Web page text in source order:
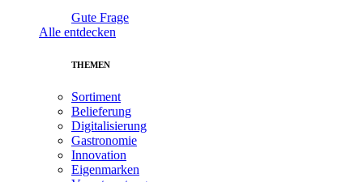
Gute Frage
Alle entdecken
THEMEN
Sortiment
Belieferung
Digitalisierung
Gastronomie
Innovation
Eigenmarken